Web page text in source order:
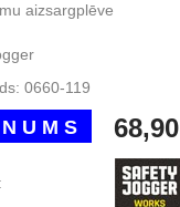
aizsargplēve
0660-119
68,90